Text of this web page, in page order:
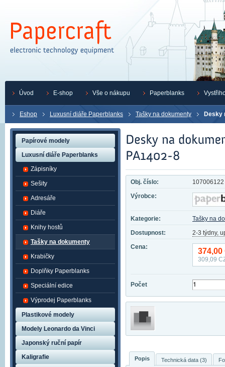
Eshop Luxusní diáře Paperblanks Tašky na dokumenty Desky
Obj. číslo:
107006122
Výrobce:
Kategorie:
Tašky na
Dostupnost:
2-3 týdny,
Cena:
374,00
309,09
Počet
Popis Technická data (3)
Papírové modely
Luxusní diáře Paperblanks
Zápisníky
Sešity
Adresáře
Diáře
Knihy hostů
Tašky na dokumenty
Krabičky
Doplňky Paperblanks
Speciální edice
Výprodej Paperblanks
Plastikové modely
Modely Leonardo da Vinci
Japonský ruční papír
Kaligrafie
Úvod E-shop Vše o nákupu Paperblanks